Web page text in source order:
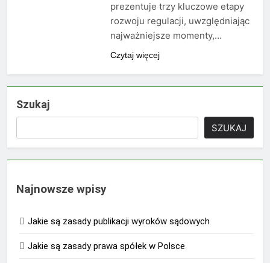
prezentuje trzy kluczowe etapy
rozwoju regulacji, uwzględniając
najważniejsze momenty,…
Czytaj więcej
Szukaj
SZUKAJ
Najnowsze wpisy
Jakie są zasady publikacji wyroków sądowych
Jakie są zasady prawa spółek w Polsce